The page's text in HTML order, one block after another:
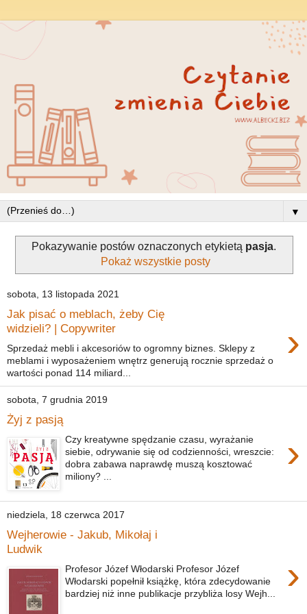
▼
Pokazywanie postów oznaczonych etykietą pasja.
Pokaż wszystkie posty
sobota, 13 listopada 2021
Jak pisać o meblach, żeby Cię
widzieli? | Copywriter
›
Sprzedaż mebli i akcesoriów to ogromny biznes. Sklepy z
meblami i wyposażeniem wnętrz generują rocznie sprzedaż o
wartości ponad 114 miliard...
sobota, 7 grudnia 2019
Żyj z pasją
›
Czy kreatywne spędzanie czasu, wyrażanie
siebie, odrywanie się od codzienności, wreszcie:
dobra zabawa naprawdę muszą kosztować
miliony? ...
niedziela, 18 czerwca 2017
Wejherowie - Jakub, Mikołaj i
Ludwik
›
Profesor Józef Włodarski Profesor Józef
Włodarski popełnił książkę, która zdecydowanie
bardziej niż inne publikacje przybliża losy Wejh...